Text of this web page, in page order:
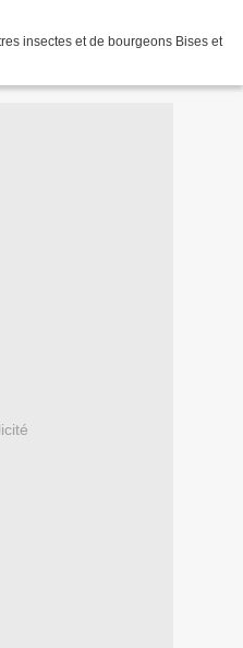
insectes et de bourgeons Bises et